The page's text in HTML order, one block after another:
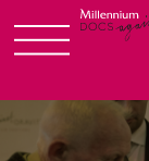
to
content
Login